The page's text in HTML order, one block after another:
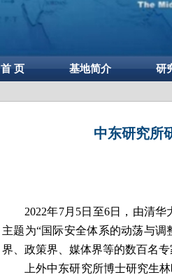
首 页 基地简介 研
中东研究所
2022年7月5日至6日，由清
主题为“国际安全体系的动荡与调
界、政策界、媒体界等的数百名专
上外中东研究所博士研究生